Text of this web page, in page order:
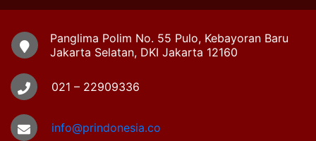
Panglima Polim No. 55 Pulo, Kebayoran Baru
Jakarta Selatan, DKI Jakarta 12160
021 – 22909336
info@prindonesia.co